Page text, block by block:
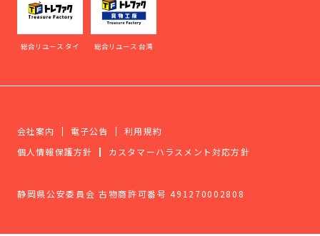
総合リユース タイ 総合リユース 台湾
会社案内 電子公告
利用規約
個人情報保護方針
カスタマーハラスメント対応方針
静岡県公安委員会 古物商許可番号 491270002808